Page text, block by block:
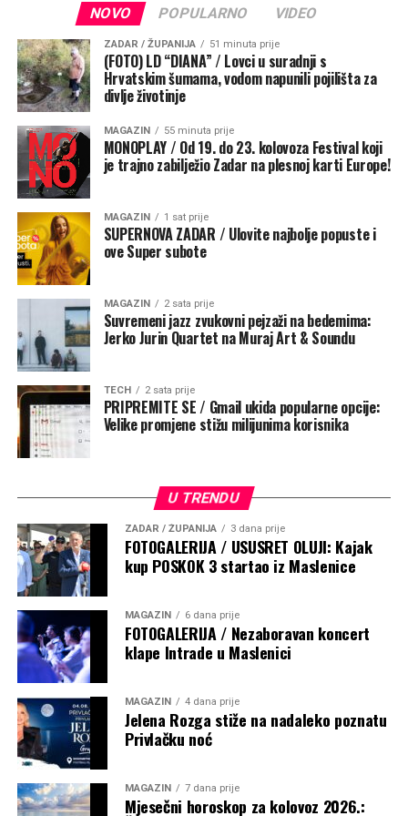
razgovor i druženje se nastaviti voditi uz DJ glazbeni
mikser domaćih izvođača. Kronike Festivala mogu se
pratiti na programu HRT3.
Pokrovitelji festival Monoplay, osamnaestog po redu, su
Grad Zadar, Ministarstvo kulture i medija RH, Zadarska
županija, TZG Zadra, Ministarstvo za kulturo Republike
Slovenije, HNK Zadar, Kazalište lutaka Zadar i Zaklada
Kultura nova.
NOVO POPULARNO VIDEO
ZADAR / ŽUPANIJA 51 minuta prije
(FOTO) LD “DIANA” / Lovci u suradnji s
Hrvatskim šumama, vodom napunili pojilišta za
divlje životinje
MAGAZIN 55 minuta prije
MONOPLAY / Od 19. do 23. kolovoza Festival koji
je trajno zabilježio Zadar na plesnoj karti Europe!
MAGAZIN 1 sat prije
SUPERNOVA ZADAR / Ulovite najbolje popuste i
ove Super subote
MAGAZIN 2 sata prije
Suvremeni jazz zvukovni pejzaži na bedemima:
Jerko Jurin Quartet na Muraj Art & Soundu
TECH 2 sata prije
PRIPREMITE SE / Gmail ukida popularne opcije:
Velike promjene stižu milijunima korisnika
U TRENDU
ZADAR / ŽUPANIJA 3 dana prije
FOTOGALERIJA / USUSRET OLUJI: Kajak
kup POSKOK 3 startao iz Maslenice
MAGAZIN 6 dana prije
FOTOGALERIJA / Nezaboravan koncert
klape Intrade u Maslenici
MAGAZIN 4 dana prije
Jelena Rozga stiže na nadaleko poznatu
Privlačku noć
MAGAZIN 7 dana prije
Mjesečni horoskop za kolovoz 2026.: